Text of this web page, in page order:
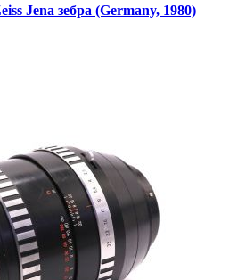
Jena зебра (Germany, 1980)